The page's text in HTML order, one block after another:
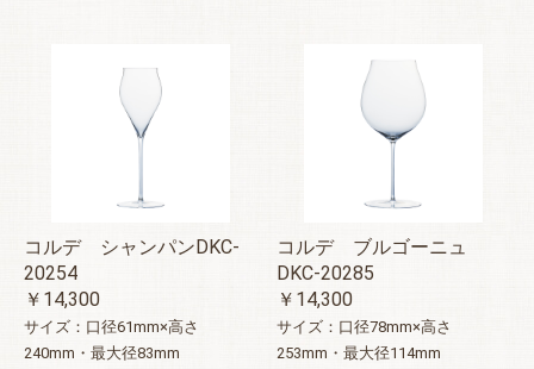
コルデ シャンパンDKC-
20254
￥14,300
サイズ：口径61mm×高さ
240mm・最大径83mm
コルデ ブルゴーニュ
DKC-20285
￥14,300
サイズ：口径78mm×高さ
253mm・最大径114mm